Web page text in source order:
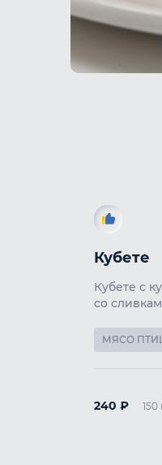
Кубете
Кубете с
со
МЯСО
240 ₽ 150